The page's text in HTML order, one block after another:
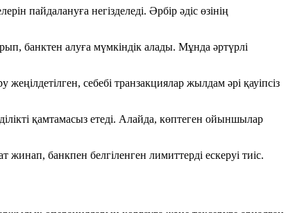
пайдалануға негізделеді. Әрбір әдіс өзінің
банктен алуға мүмкіндік алады. Мұнда әртүрлі
себебі транзакциялар жылдам әрі қауіпсіз
қамтамасыз етеді. Алайда, көптеген ойыншылар
банкпен белгіленген лимиттерді ескеруі тиіс.